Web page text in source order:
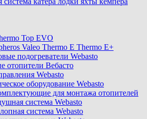
Top EVO
Valeo Thermo E Thermo E+
подогреватели Webasto
отопители Вебасто
Webasto
оборудование Webasto
для монтажа отопителей
система Webasto
система Webasto